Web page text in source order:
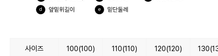
사이즈 100(100) 110(110) 120(120)